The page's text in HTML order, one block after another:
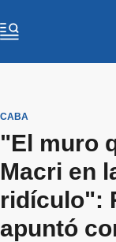
CABA
"El muro
Macri en
ridículo":
apuntó